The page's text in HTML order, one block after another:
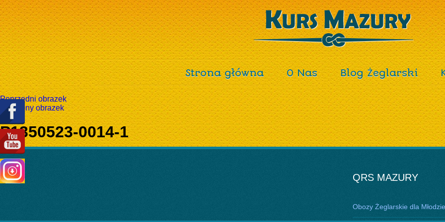
Strona główna O Nas Blog Żeglarski
Poprzedni obrazek
Następny obrazek
P1350523-0014-1
QRS MAZURY
Obozy Żeglarskie dla